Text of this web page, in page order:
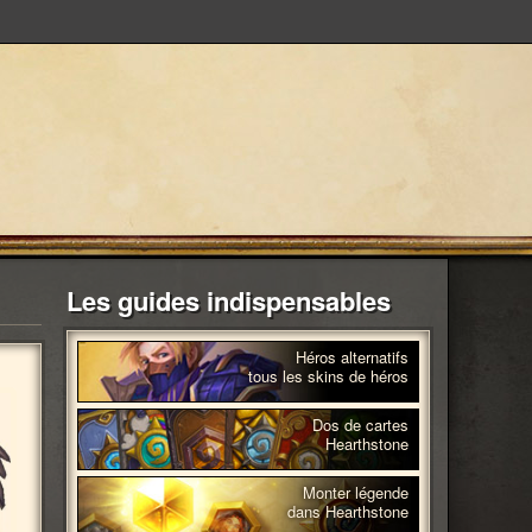
Les guides indispensables
Héros alternatifs
tous les skins de héros
Dos de cartes
Hearthstone
Monter légende
dans Hearthstone